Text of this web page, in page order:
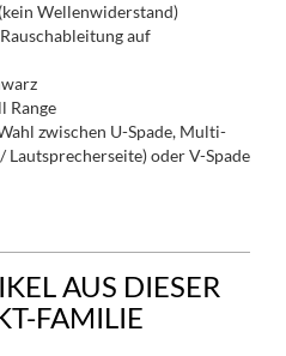
Wellenwiderstand)
auf
Range
zwischen U-Spade, Multi-
Lautsprecherseite) oder V-Spade
AUS DIESER
FAMILIE